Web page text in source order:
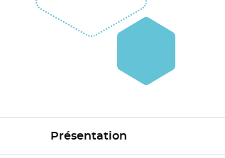
Présentation